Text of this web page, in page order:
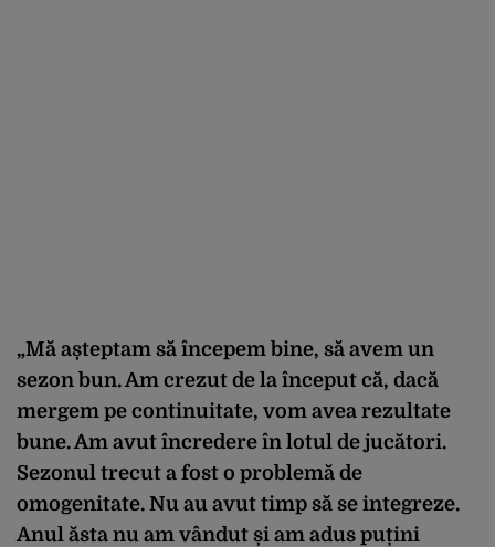
„Mă așteptam să începem bine, să avem un
sezon bun. Am crezut de la început că, dacă
mergem pe continuitate, vom avea rezultate
bune. Am avut încredere în lotul de jucători.
Sezonul trecut a fost o problemă de
omogenitate. Nu au avut timp să se integreze.
Anul ăsta nu am vândut și am adus puțini